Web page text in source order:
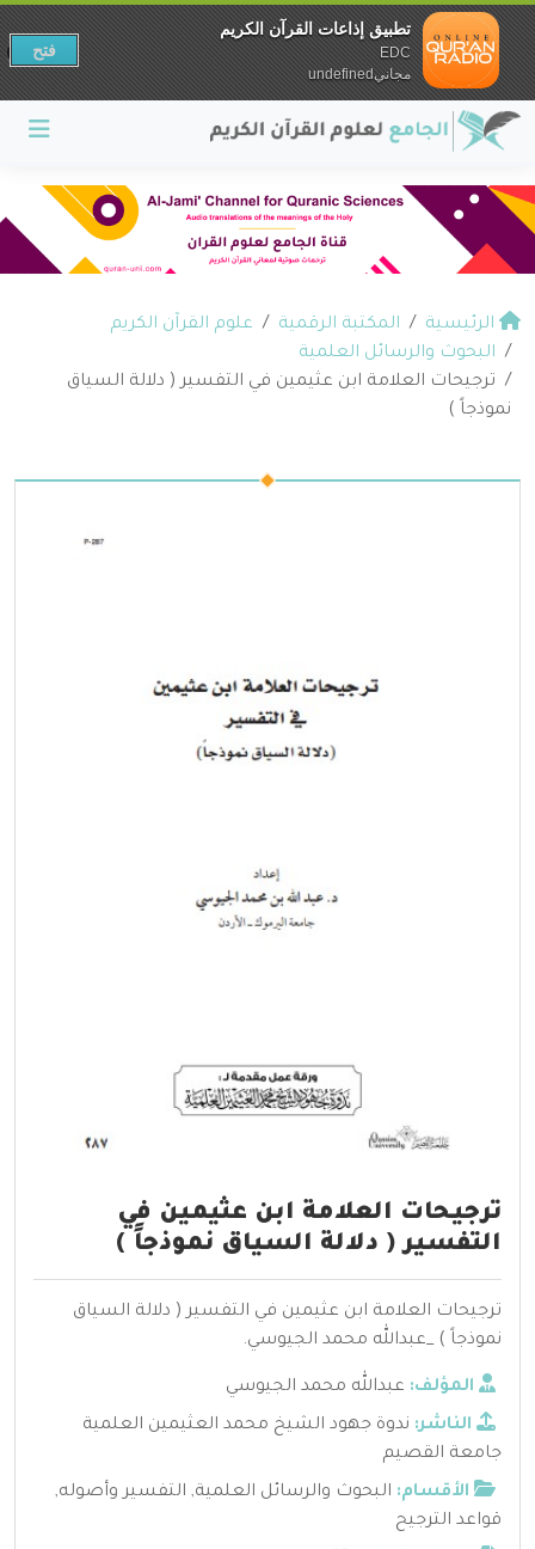
الرئيسية المكتبة الرقمية
علوم القرآن الكريم
البحوث والرسائل العلمية
ترجيحات العلامة ابن عثيمين في التفسير ( دلالة السياق
نموذجاً )
ترجيحات العلامة ابن عثيمين في
التفسير ( دلالة السياق نموذجاً )
ترجيحات العلامة ابن عثيمين في التفسير ( دلالة السياق
نموذجاً ) _عبدالله محمد الجيوسي.
المؤلف: عبدالله محمد الجيوسي
الناشر: ندوة جهود الشيخ محمد العثيمين العلمية
جامعة القصيم
الأقسام: البحوث والرسائل العلمية, التفسير وأصوله,
قواعد الترجيح
تطبيق إذاعات القرآن الكريم
EDC
مجانيundefined
فتح